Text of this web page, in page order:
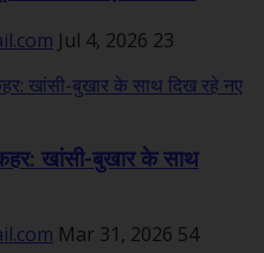
Jul 4, 2026 23
खांसी-बुखार के साथ
Mar 31, 2026 54